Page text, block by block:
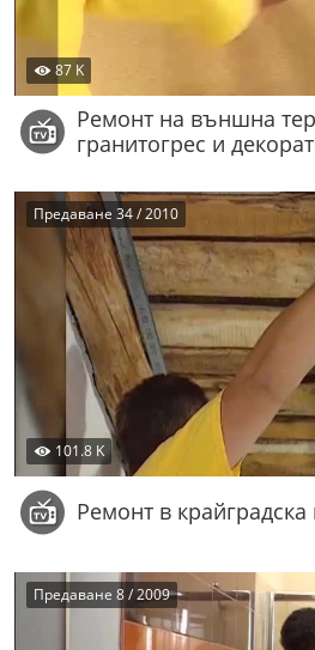
87 K
Ремонт на външна
гранитогрес и
101.8 K
Предаване 34 / 2010
Ремонт в
Предаване 8 / 2009